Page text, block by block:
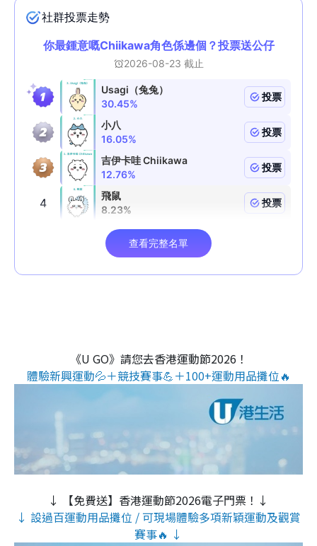
《U GO》請您去香港運動節2026！
體驗新興運動💦＋競技賽事💪＋100+運動用品攤位🔥
↓ 【免費送】香港運動節2026電子門票！↓
↓ 設過百運動用品攤位 / 可現場體驗多項新穎運動及觀賞
賽事🔥 ↓